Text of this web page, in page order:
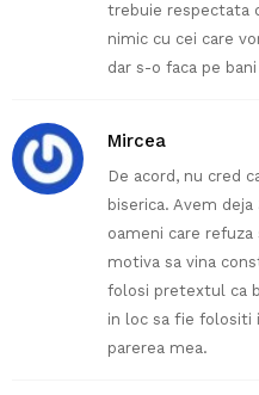
trebuie respectata
nimic cu cei care
dar s-o faca pe
Mircea
De acord, nu cred
biserica. Avem
oameni care refuza
motiva sa vina
folosi pretextul ca
in loc sa fie folositi
parerea mea.